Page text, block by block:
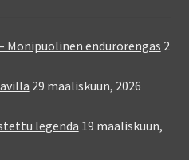
Monipuolinen endurorengas 2
29 maaliskuun, 2026
legenda 19 maaliskuun,